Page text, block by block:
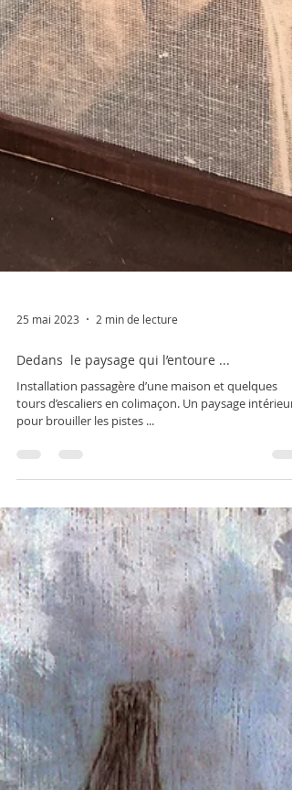
Dedans le paysage qui l’entoure ...
tours d’escaliers en colimaçon. Un paysage intérieur
pour brouiller les pistes ...